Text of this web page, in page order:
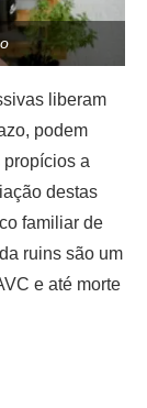
liberam
podem
propícios a
destas
familiar de
ruins são um
e até morte